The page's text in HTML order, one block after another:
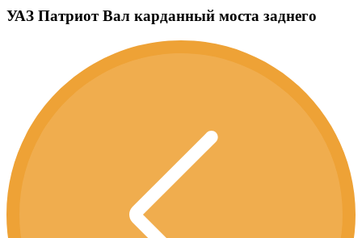
УАЗ Патриот Вал карданный моста заднего